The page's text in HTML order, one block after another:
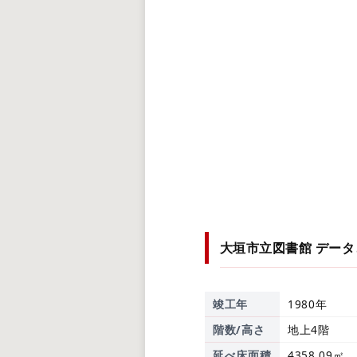
大垣市立図書館 デー
竣工年
1980年
階数/高さ
地上4階